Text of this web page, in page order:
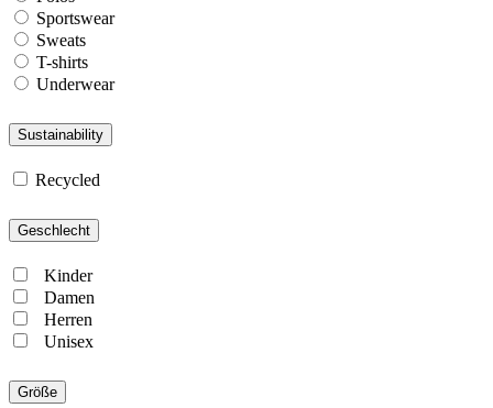
Sportswear
Sweats
T-shirts
Underwear
Sustainability
Recycled
Geschlecht
Kinder
Damen
Herren
Unisex
Größe